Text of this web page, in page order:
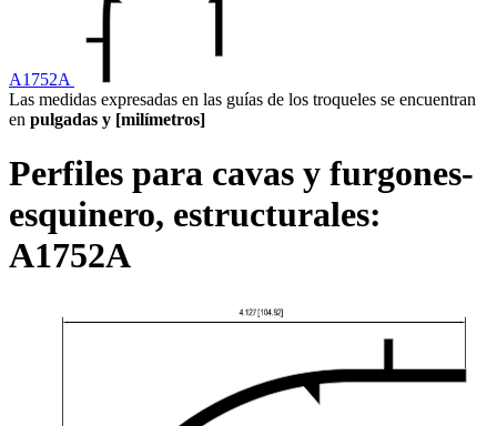
A1752A
Las medidas expresadas en las guías de los troqueles se encuentran
en pulgadas y [milímetros]
Perfiles para cavas y furgones-
esquinero, estructurales:
A1752A